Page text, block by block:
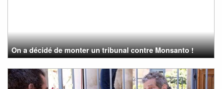
On a décidé de monter un tribunal contre Monsanto !